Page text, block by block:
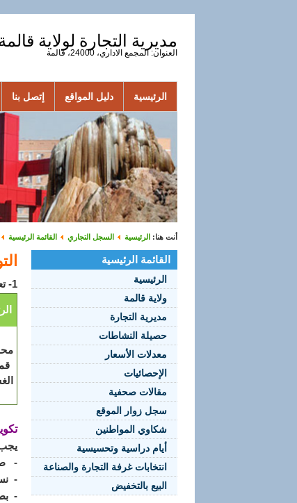
مديرية التجارة لولاية
العنوان: المجمع الاداري، 24000، قالمة
الرئيسية دليل المواقع إتصل بنا
أنت هنا: الرئيسية السجل التجاري القائمة الرئيسية
القائمة الرئيسية
الرئيسية
ولاية قالمة
مديرية التجارة
حصيلة النشاطات
معدلات الأسعار
الإحصائيات
مقالات صحفية
سجل زوار الموقع
شكاوي المواطنين
أيام دراسية وتحسيسية
انتخابات غرفة التجارة والصناعة
البيع بالتخفيض
1- تعلن مديرية التجارة لولاية قالمة عن فتح مسابقة للتوظيف في الرتبة المبينة أدناه بعنوان سنة 2018:
-
-
-